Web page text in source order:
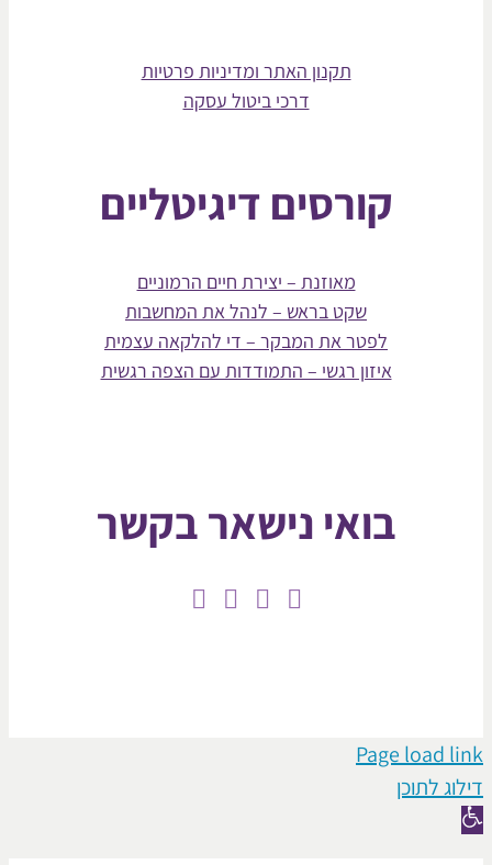
תקנון האתר ומדיניות פרטיות
דרכי ביטול עסקה
קורסים דיגיטליים
מאוזנת – יצירת חיים הרמוניים
שקט בראש – לנהל את המחשבות
לפטר את המבקר – די להלקאה עצמית
איזון רגשי – התמודדות עם הצפה רגשית
בואי נישאר בקשר
Page